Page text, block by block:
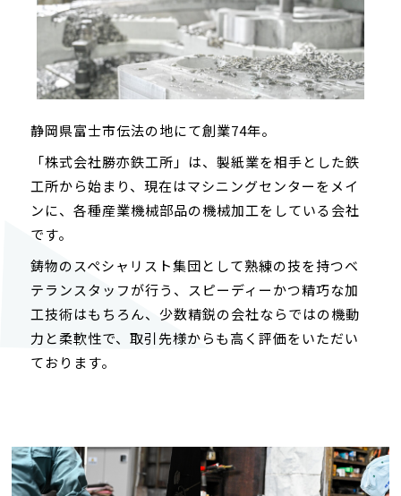
静岡県富士市伝法の地にて創業74年。
「株式会社勝亦鉄工所」は、製紙業を相手とした鉄
工所から始まり、現在はマシニングセンターをメイ
ンに、各種産業機械部品の機械加工をしている会社
です。
鋳物のスペシャリスト集団として熟練の技を持つベ
テランスタッフが行う、スピーディーかつ精巧な加
工技術はもちろん、少数精鋭の会社ならではの機動
力と柔軟性で、取引先様からも高く評価をいただい
ております。